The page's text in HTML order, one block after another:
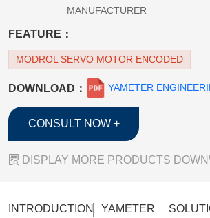
MANUFACTURER
FEATURE：
MODROL SERVO MOTOR ENCODED
DOWNLOAD： YAMETER
CONSULT NOW +
 DISPLAY MORE PRODUCTS
INTRODUCTION YAMETER